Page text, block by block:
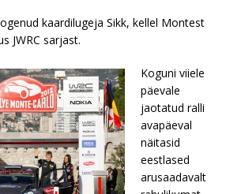
kaardilugeja Sikk, kellel Montest
JWRC sarjast.
Koguni viiele
päevale
jaotatud ralli
avapäeval
näitasid
eestlased
arusaadavalt